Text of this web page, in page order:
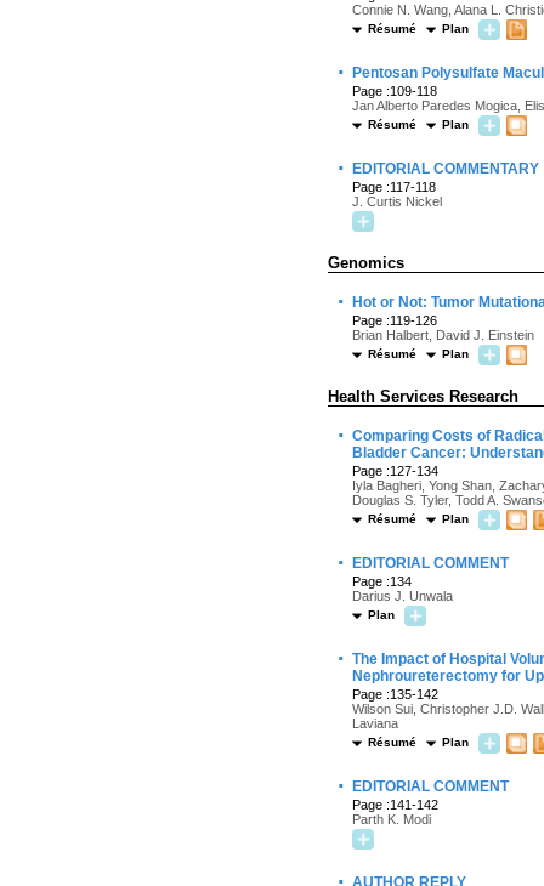
Connie N. Wang, Alana L.
Résumé Plan
· Pentosan Polysulfate
Page :109-118
Jan Alberto Paredes Mogica,
Résumé Plan
· EDITORIAL COMMENTARY
Page :117-118
J. Curtis Nickel
Genomics
· Hot or Not: Tumor
Page :119-126
Brian Halbert, David J. Einstein
Résumé Plan
Health Services Research
· Comparing Costs of
Bladder Cancer:
Page :127-134
Iyla Bagheri, Yong Shan,
Douglas S. Tyler, Todd A.
Résumé Plan
· EDITORIAL COMMENT
Page :134
Darius J. Unwala
Plan
· The Impact of Hospital
Nephroureterectomy for
Page :135-142
Wilson Sui, Christopher J.D.
Laviana
Résumé Plan
· EDITORIAL COMMENT
Page :141-142
Parth K. Modi
AUTHOR REPLY